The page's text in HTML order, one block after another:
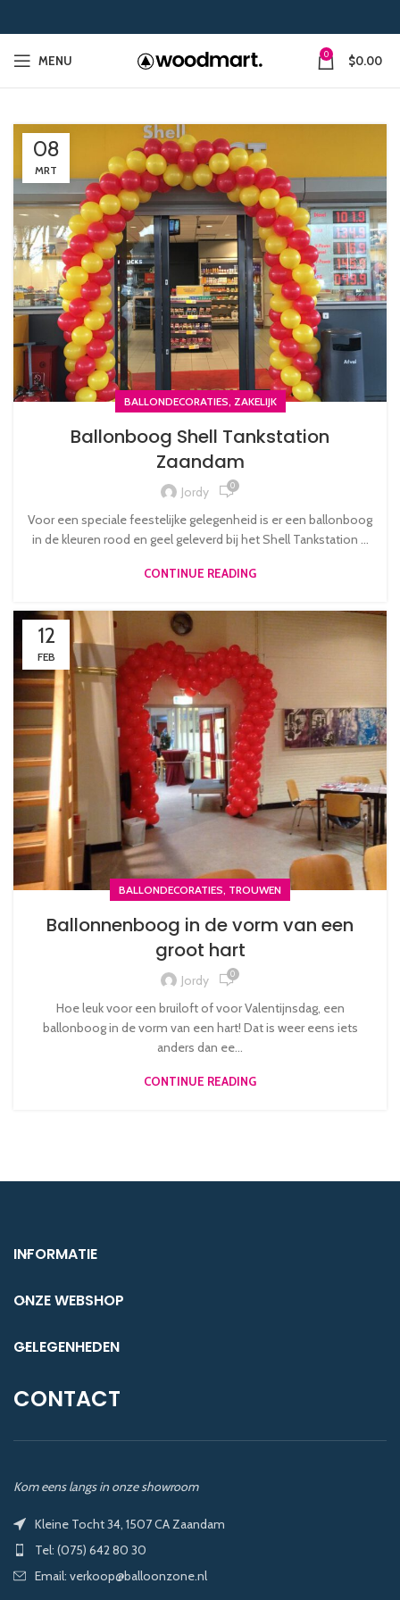
MENU 0 $0.00
08
MRT
BALLONDECORATIES, ZAKELIJK
Ballonboog Shell Tankstation
Zaandam
Jordy 0
Voor een speciale feestelijke gelegenheid is er een ballonboog
in de kleuren rood en geel geleverd bij het Shell Tankstation ...
CONTINUE READING
12
FEB
BALLONDECORATIES, TROUWEN
Ballonnenboog in de vorm van een
groot hart
Jordy 0
Hoe leuk voor een bruiloft of voor Valentijnsdag, een
ballonboog in de vorm van een hart! Dat is weer eens iets
anders dan ee...
CONTINUE READING
INFORMATIE
ONZE WEBSHOP
GELEGENHEDEN
CONTACT
Kom eens langs in onze showroom
Kleine Tocht 34, 1507 CA Zaandam
Tel: (075) 642 80 30
Email: verkoop@balloonzone.nl